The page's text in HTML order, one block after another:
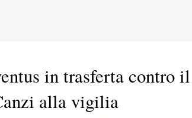
in trasferta contro il
alla vigilia